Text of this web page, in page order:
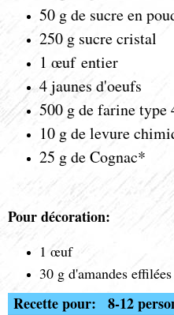
50 g de sucre en
250 g sucre cristal
1 œuf entier
4 jaunes d'oeufs
500 g de farine type
10 g de levure
25 g de Cognac*
Pour décoration:
1 œuf
30 g d'amandes effilées
Recette pour: 8-12